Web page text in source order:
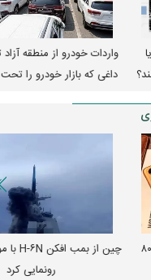
از منطقه آزاد تهران؛ مناظره
بازار خودرو را تحت تأثیر قرار داد
چین از بمب افکن H-۶N با موشک هسته‌ای